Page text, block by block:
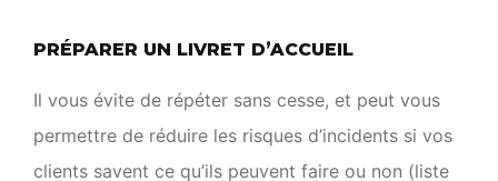
PRÉPARER UN LIVRET D’ACCUEIL
Il vous évite de répéter sans cesse, et peut vous
permettre de réduire les risques d’incidents si vos
clients savent ce qu’ils peuvent faire ou non (liste